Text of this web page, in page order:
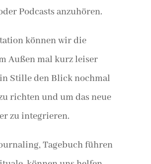
Podcasts anzuhören.
können wir die
Außen mal kurz leiser
Stille den Blick nochmal
richten und um das neue
zu integrieren.
Tagebuch führen